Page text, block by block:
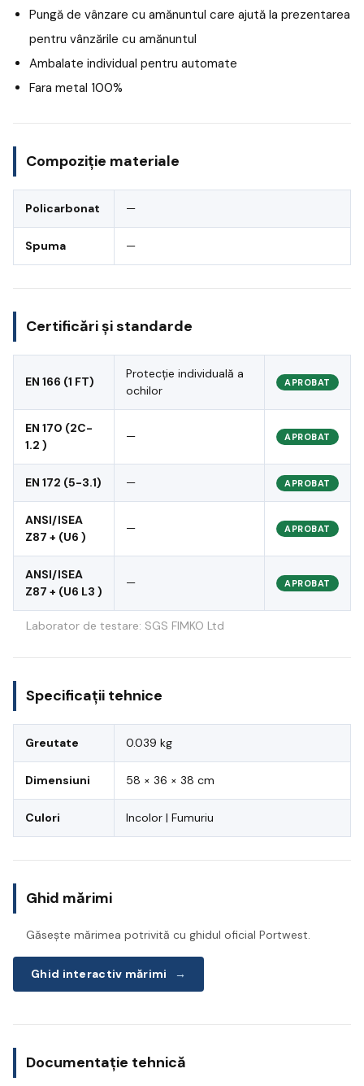
Pungă de vânzare cu amănuntul care ajută la prezentarea
pentru vânzările cu amănuntul
Ambalate individual pentru automate
Fara metal 100%
Compoziție materiale
Policarbonat —
Spuma —
Certificări și standarde
EN 166 (1 FT)
Protecție individuală a
ochilor
APROBAT
EN 170 (2C-
1.2 )
— APROBAT
EN 172 (5-3.1) — APROBAT
ANSI/ISEA
Z87 + (U6 )
— APROBAT
ANSI/ISEA
Z87 + (U6 L3 )
— APROBAT
Laborator de testare: SGS FIMKO Ltd
Specificații tehnice
Greutate 0.039 kg
Dimensiuni 58 × 36 × 38 cm
Culori Incolor | Fumuriu
Ghid mărimi
Găsește mărimea potrivită cu ghidul oficial Portwest.
Ghid interactiv mărimi →
Documentație tehnică